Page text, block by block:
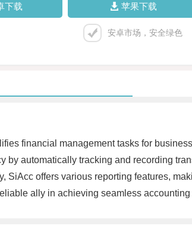
下载 苹果下载
安卓市场，安全绿色
financial management tasks for
by automatically tracking and recording
offers various reporting features,
ally in achieving seamless